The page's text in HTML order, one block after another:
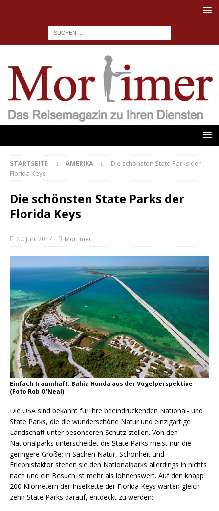
STARTSEITE AMERIKA
Die schönsten State Parks der
Florida Keys
Die schönsten State Parks der
Florida Keys
27. Juni 2017 Mortimer
Einfach traumhaft: Bahia Honda aus der Vogelperspektive
(Foto Rob O’Neal)
Die USA sind bekannt für ihre beeindruckenden National- und
State Parks, die die wunderschöne Natur und einzigartige
Landschaft unter besonderen Schutz stellen. Von den
Nationalparks unterscheidet die State Parks meist nur die
geringere Größe; in Sachen Natur, Schönheit und
Erlebnisfaktor stehen sie den Nationalparks allerdings in nichts
nach und ein Besuch ist mehr als lohnenswert. Auf den knapp
200 Kilometern der Inselkette der Florida Keys warten gleich
zehn State Parks darauf, entdeckt zu werden: